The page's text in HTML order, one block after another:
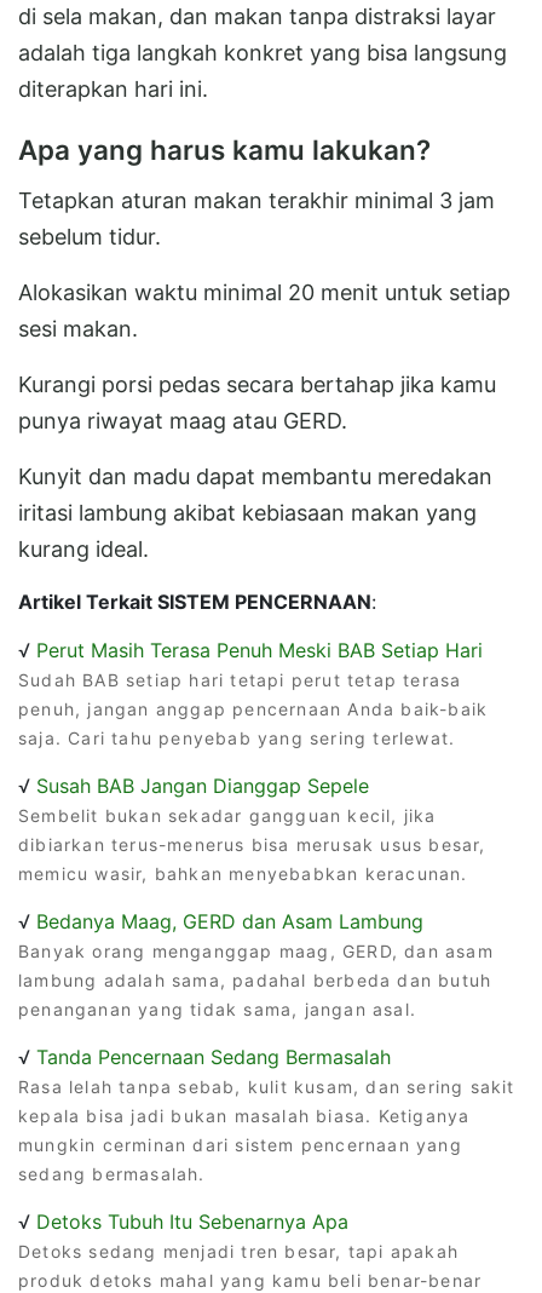
di sela makan, dan makan tanpa distraksi layar
adalah tiga langkah konkret yang bisa langsung
diterapkan hari ini.
Apa yang harus kamu lakukan?
Tetapkan aturan makan terakhir minimal 3 jam
sebelum tidur.
Alokasikan waktu minimal 20 menit untuk setiap
sesi makan.
Kurangi porsi pedas secara bertahap jika kamu
punya riwayat maag atau GERD.
Kunyit dan madu dapat membantu meredakan
iritasi lambung akibat kebiasaan makan yang
kurang ideal.
Artikel Terkait SISTEM PENCERNAAN:
√ Perut Masih Terasa Penuh Meski BAB Setiap Hari
Sudah BAB setiap hari tetapi perut tetap terasa
penuh, jangan anggap pencernaan Anda baik-baik
saja. Cari tahu penyebab yang sering terlewat.
√ Susah BAB Jangan Dianggap Sepele
Sembelit bukan sekadar gangguan kecil, jika
dibiarkan terus-menerus bisa merusak usus besar,
memicu wasir, bahkan menyebabkan keracunan.
√ Bedanya Maag, GERD dan Asam Lambung
Banyak orang menganggap maag, GERD, dan asam
lambung adalah sama, padahal berbeda dan butuh
penanganan yang tidak sama, jangan asal.
√ Tanda Pencernaan Sedang Bermasalah
Rasa lelah tanpa sebab, kulit kusam, dan sering sakit
kepala bisa jadi bukan masalah biasa. Ketiganya
mungkin cerminan dari sistem pencernaan yang
sedang bermasalah.
√ Detoks Tubuh Itu Sebenarnya Apa
Detoks sedang menjadi tren besar, tapi apakah
produk detoks mahal yang kamu beli benar-benar